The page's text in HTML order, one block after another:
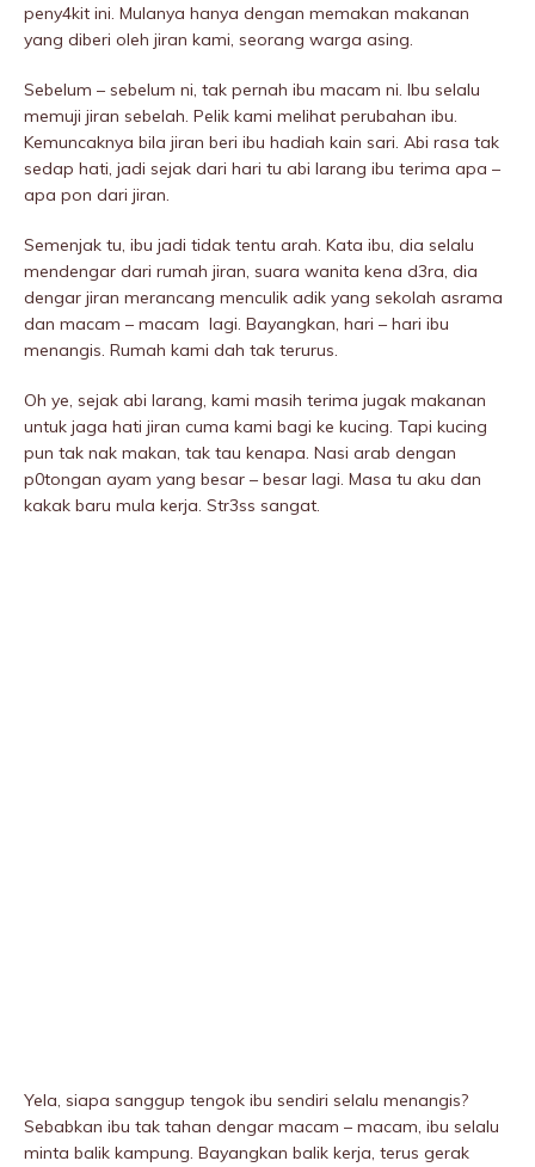
peny4kit ini. Mulanya hanya dengan memakan makanan
yang diberi oleh jiran kami, seorang warga asing.
Sebelum – sebelum ni, tak pernah ibu macam ni. Ibu selalu
memuji jiran sebeIah. Pelik kami melihat perubahan ibu.
Kemuncaknya bila jiran beri ibu hadiah kain sari. Abi rasa tak
sedap hati, jadi sejak dari hari tu abi larang ibu terima apa –
apa pon dari jiran.
Semenjak tu, ibu jadi tidak tentu arah. Kata ibu, dia selalu
mendengar dari rumah jiran, suara wanita kena d3ra, dia
dengar jiran merancang mencuIik adik yang sekolah asrama
dan macam – macam lagi. Bayangkan, hari – hari ibu
menangis. Rumah kami dah tak terurus.
Oh ye, sejak abi larang, kami masih terima jugak makanan
untuk jaga hati jiran cuma kami bagi ke kucing. Tapi kucing
pun tak nak makan, tak tau kenapa. Nasi arab dengan
p0tongan ayam yang besar – besar lagi. Masa tu aku dan
kakak baru mula kerja. Str3ss sangat.
Yela, siapa sanggup tengok ibu sendiri selalu menangis?
Sebabkan ibu tak tahan dengar macam – macam, ibu selalu
minta balik kampung. Bayangkan balik kerja, terus gerak